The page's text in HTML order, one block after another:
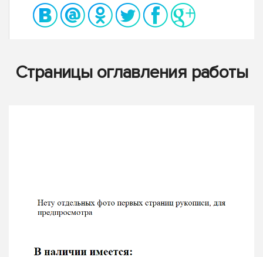
Страницы оглавления работы